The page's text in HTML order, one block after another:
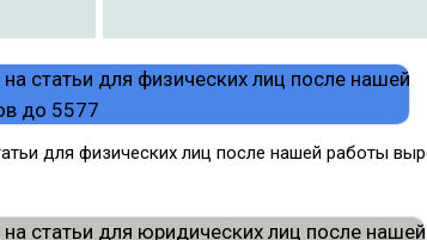
для физических лиц после нашей работы